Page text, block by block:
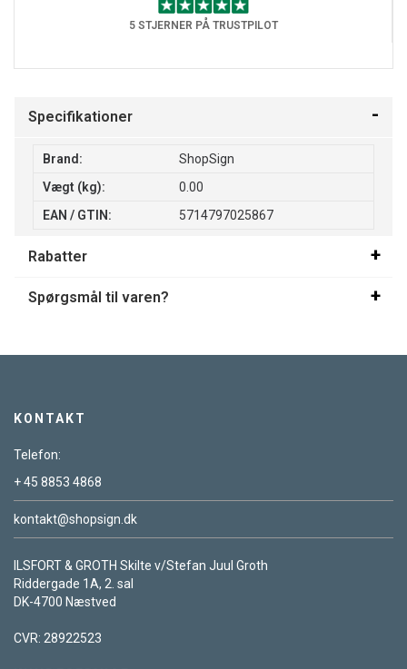
5 STJERNER PÅ TRUSTPILOT
Specifikationer
Brand:
ShopSign
Vægt (kg):
0.00
EAN / GTIN:
5714797025867
Rabatter
Spørgsmål til varen?
KONTAKT
Telefon:
+ 45 8853 4868
kontakt@shopsign.dk
ILSFORT & GROTH Skilte v/Stefan Juul Groth
Riddergade 1A, 2. sal
DK-4700 Næstved
CVR: 28922523